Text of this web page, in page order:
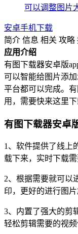
可以调整图片
安卓手机下载
简介 信息 相关 攻略
应用介绍
有图下载器安卓版
可以智能给图片添
平台都可以完成。
用，需要快来这里下
有图下载器安卓
1、软件提供了线上
载下来，实时下载需
2、根据需要就可以
印，更好的进行图片
3、内置了强大的剪
轻松剪辑需要的视频